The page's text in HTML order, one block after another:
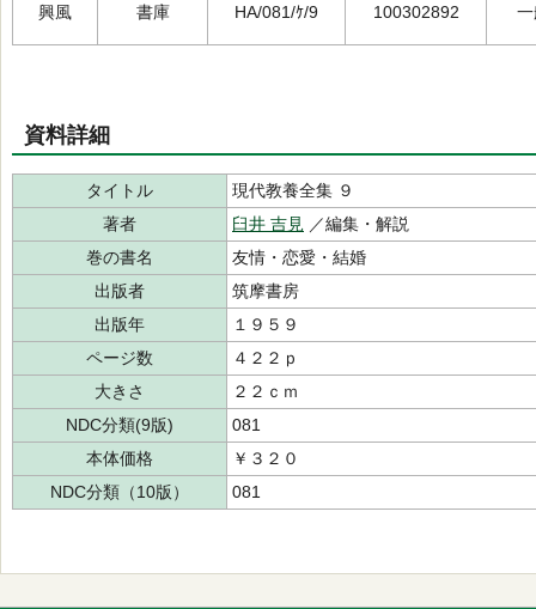
興風 書庫 HA/081/ｹ/9 100302892
資料詳細
タイトル
現代教養全集 ９
著者
臼井 吉見 ／編集・解説
巻の書名
友情・恋愛・結婚
出版者
筑摩書房
出版年
１９５９
ページ数
４２２ｐ
大きさ
２２ｃｍ
NDC分類(9版)
081
本体価格
￥３２０
NDC分類（10版）
081